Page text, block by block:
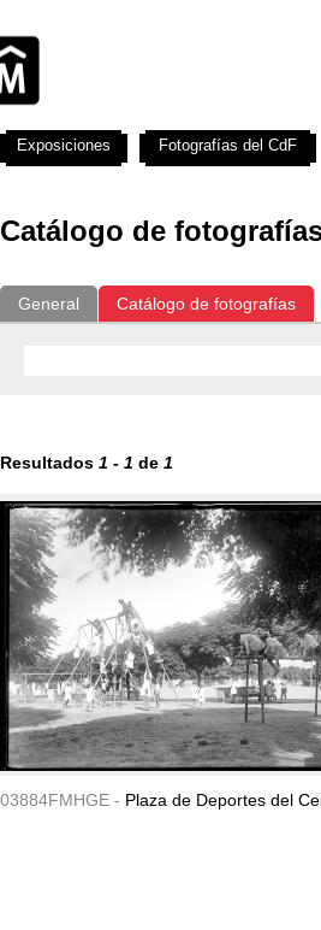
Catálogo de
General Catálogo de fotografías
Resultados 1 - 1 de 1
03884FMHGE - Plaza de Deportes del
Exposiciones Fotografías del CdF